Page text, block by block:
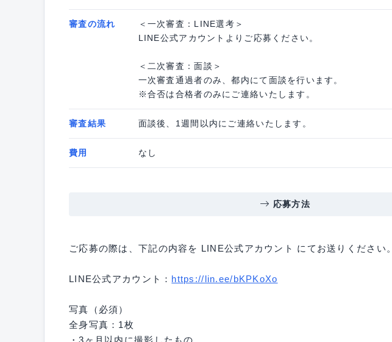
審査の流れ
＜一次審査：LINE選考＞
LINE公式アカウントよりご応募ください。
＜二次審査：面談＞
一次審査通過者のみ、都内にて面談を行います。
※合否は合格者のみにご連絡いたします。
審査結果 面談後、1週間以内にご連絡いたします。
費用 なし
応募方法
ご応募の際は、下記の内容を LINE公式アカウント にてお送りください。
LINE公式アカウント： https://lin.ee/bKPKoXo
写真（必須）
全身写真：1枚
・3ヶ月以内に撮影したもの